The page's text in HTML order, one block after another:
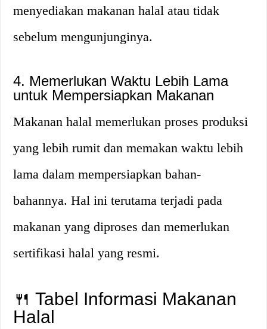
menyediakan makanan halal atau tidak
sebelum mengunjunginya.
4. Memerlukan Waktu Lebih Lama
untuk Mempersiapkan Makanan
Makanan halal memerlukan proses produksi
yang lebih rumit dan memakan waktu lebih
lama dalam mempersiapkan bahan-
bahannya. Hal ini terutama terjadi pada
makanan yang diproses dan memerlukan
sertifikasi halal yang resmi.
🍴 Tabel Informasi Makanan
Halal